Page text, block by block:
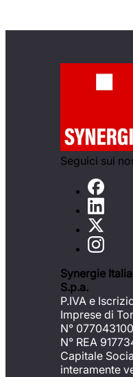
Seguici sui
Synergie
S.p.a.
P.IVA e
Imprese di
N°
N° REA
Capitale
interamente